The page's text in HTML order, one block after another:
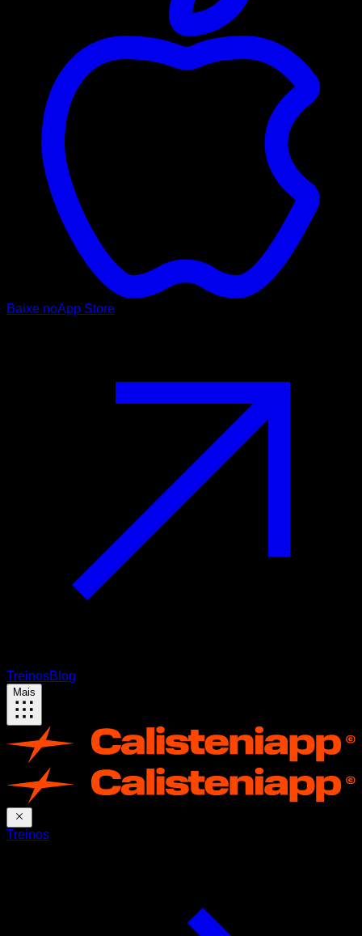
Baixe noApp Store
TreinosBlog
Mais
Treinos